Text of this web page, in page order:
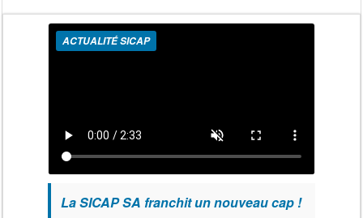
ACTUALITÉ SICAP
La SICAP SA franchit un nouveau cap !